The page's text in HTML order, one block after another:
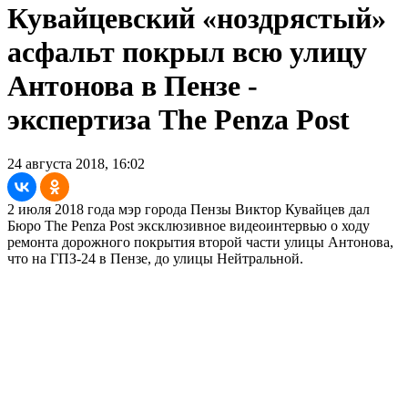
Кувайцевский «ноздрястый»
асфальт покрыл всю улицу
Антонова в Пензе -
экспертиза The Penza Post
24 августа 2018, 16:02
2 июля 2018 года мэр города Пензы Виктор Кувайцев дал
Бюро The Penza Post эксклюзивное видеоинтервью о ходу
ремонта дорожного покрытия второй части улицы Антонова,
что на ГПЗ-24 в Пензе, до улицы Нейтральной.